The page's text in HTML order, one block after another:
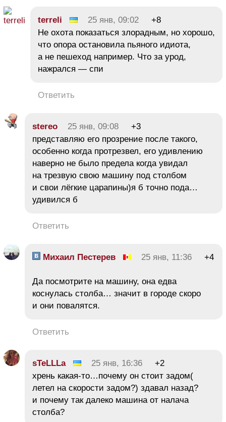
terreli 25 янв, 09:02
+8
Не охота показаться злорадным, но хорошо,
что опора остановила пьяного идиота,
а не пешеход например. Что за урод,
нажрался — спи
Ответить
stereo 25 янв, 09:08
+3
представляю его прозрение после такого,
особенно когда протрезвел, его удивлению
наверно не было предела когда увидал
на трезвую свою машину под столбом
и свои лёгкие царапины)я б точно пода…
удивился б
Ответить
Михаил Пестерев 25 янв, 11:36 +4
Да посмотрите на машину, она едва
коснулась столба… значит в городе скоро
и они повалятся.
Ответить
sTeLLLa 25 янв, 16:36
+2
хрень какая-то…почему он стоит задом(
летел на скорости задом?) здавал назад?
и почему так далеко машина от налача
столба?